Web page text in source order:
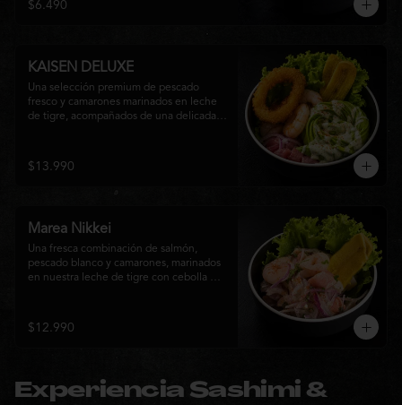
fresco y lo cremoso en cada bocado.
$6.490
KAISEN DELUXE
Una selección premium de pescado
fresco y camarones marinados en leche
de tigre, acompañados de una delicada
que combina frescura, textura y
elegancia en cada bocado.
$13.990
Marea Nikkei
Una fresca combinación de salmón,
pescado blanco y camarones, marinados
en nuestra leche de tigre con cebolla
para una experiencia Nikkei llena de
frescura, equilibrio y sabor.
$12.990
Experiencia Sashimi &